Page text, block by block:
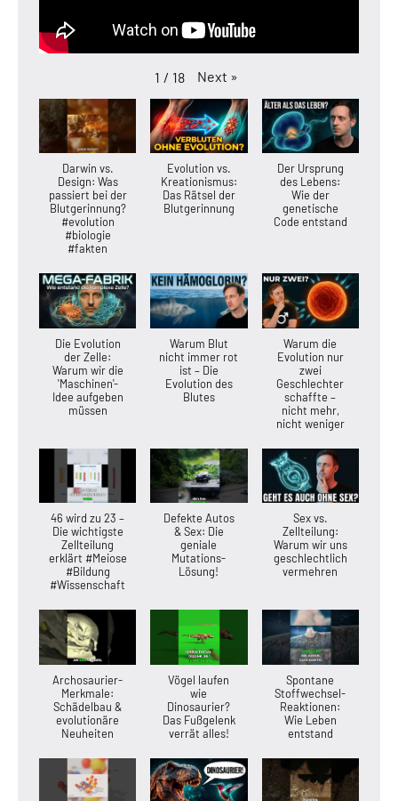
1 / 18 Next »
Darwin vs.
Design: Was
passiert bei der
Blutgerinnung?
#evolution
#biologie
#fakten
Evolution vs.
Kreationismus:
Das Rätsel der
Blutgerinnung
Der Ursprung
des Lebens:
Wie der
genetische
Code entstand
Die Evolution
der Zelle:
Warum wir die
'Maschinen'-
Idee aufgeben
müssen
Warum Blut
nicht immer rot
ist – Die
Evolution des
Blutes
Warum die
Evolution nur
zwei
Geschlechter
schaffte –
nicht mehr,
nicht weniger
46 wird zu 23 –
Die wichtigste
Zellteilung
erklärt #Meiose
#Bildung
#Wissenschaft
Defekte Autos
& Sex: Die
geniale
Mutations-
Lösung!
Sex vs.
Zellteilung:
Warum wir uns
geschlechtlich
vermehren
Archosaurier-
Merkmale:
Schädelbau &
evolutionäre
Neuheiten
Vögel laufen
wie
Dinosaurier?
Das Fußgelenk
verrät alles!
Spontane
Stoffwechsel-
Reaktionen:
Wie Leben
entstand